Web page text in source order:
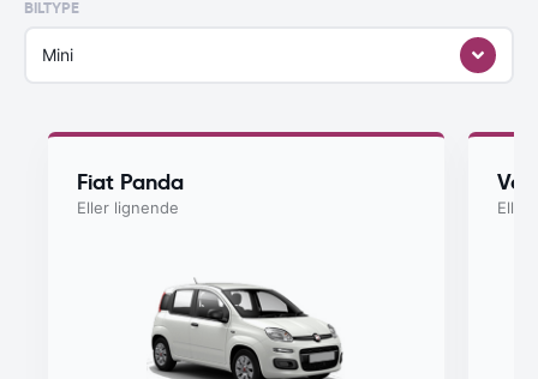
BILTYPE
Mini
Fiat Panda
Eller lignende Eller